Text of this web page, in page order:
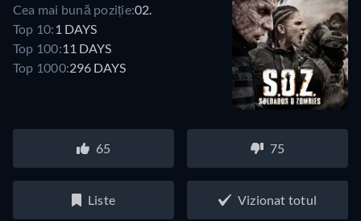
Cea mai bună poziție:02.
Top 10: 1 DAYS
Top 100:11 DAYS
Top 1000:296 DAYS
65 75
Liste Vizionat totul